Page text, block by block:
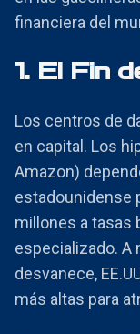
financiera del
1. El Fin
Los centros de
en capital. Los
Amazon)
estadounidense
millones a tasas
especializado. A
desvanece,
más altas para